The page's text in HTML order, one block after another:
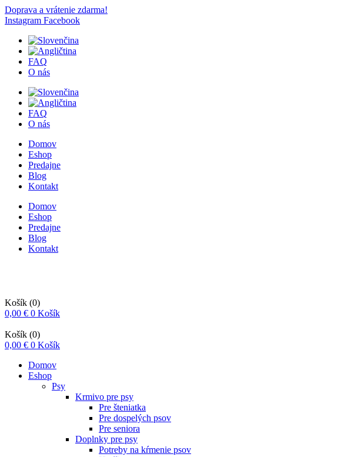
Doprava a vrátenie zdarma!
Instagram Facebook
FAQ
O nás
FAQ
O nás
Domov
Eshop
Predajne
Blog
Kontakt
Domov
Eshop
Predajne
Blog
Kontakt
Košík (0)
0,00 € 0 Košík
Košík (0)
0,00 € 0 Košík
Domov
Eshop
Psy
Krmivo pre psy
Pre šteniatka
Pre dospelých psov
Pre seniora
Doplnky pre psy
Potreby na kŕmenie psov